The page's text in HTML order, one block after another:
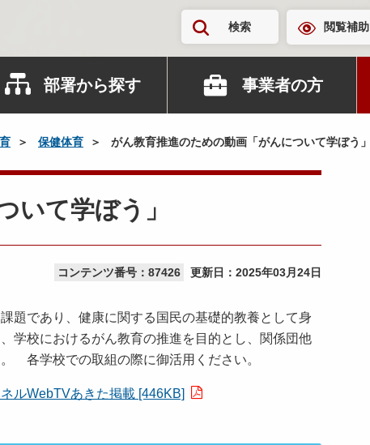
検索 閲覧補助
部署から探す 事業者の方
保健体育 がん教育推進のための動画「がんについて学ぼう」
いて学ぼう」
コンテンツ番号：87426 更新日： 2025年03月24日
題であり、健康に関する国民の基礎的教養として身
学校におけるがん教育の推進を目的とし、関係団他
各学校での取組の際に御活用ください。
ルWebTVあきた掲載 [446KB]